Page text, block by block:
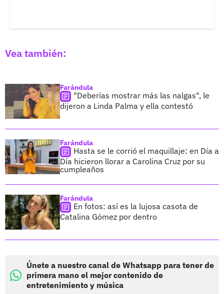
Vea también:
Farándula
"Deberías mostrar más las nalgas", le
dijeron a Linda Palma y ella contestó
Farándula
Hasta se le corrió el maquillaje: en Día a
Día hicieron llorar a Carolina Cruz por su
cumpleaños
Farándula
En fotos: así es la lujosa casota de
Catalina Gómez por dentro
Únete a nuestro canal de Whatsapp para tener de
primera mano el mejor contenido de
entretenimiento y música